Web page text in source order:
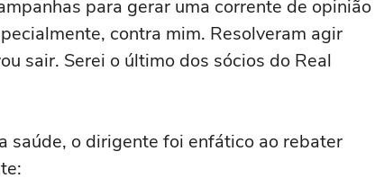
para gerar uma corrente de opinião
contra mim. Resolveram agir
sair. Serei o último dos sócios do Real
saúde, o dirigente foi enfático ao rebater